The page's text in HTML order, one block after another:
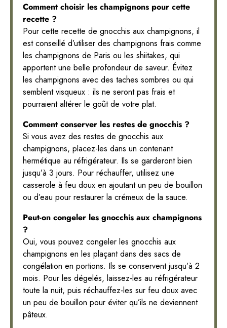
Comment choisir les champignons pour cette
recette ?
Pour cette recette de gnocchis aux champignons, il
est conseillé d’utiliser des champignons frais comme
les champignons de Paris ou les shiitakes, qui
apportent une belle profondeur de saveur. Évitez
les champignons avec des taches sombres ou qui
semblent visqueux : ils ne seront pas frais et
pourraient altérer le goût de votre plat.
Comment conserver les restes de gnocchis ?
Si vous avez des restes de gnocchis aux
champignons, placez-les dans un contenant
hermétique au réfrigérateur. Ils se garderont bien
jusqu’à 3 jours. Pour réchauffer, utilisez une
casserole à feu doux en ajoutant un peu de bouillon
ou d’eau pour restaurer la crémeux de la sauce.
Peut-on congeler les gnocchis aux champignons
?
Oui, vous pouvez congeler les gnocchis aux
champignons en les plaçant dans des sacs de
congélation en portions. Ils se conservent jusqu’à 2
mois. Pour les dégelés, laissez-les au réfrigérateur
toute la nuit, puis réchauffez-les sur feu doux avec
un peu de bouillon pour éviter qu’ils ne deviennent
pâteux.